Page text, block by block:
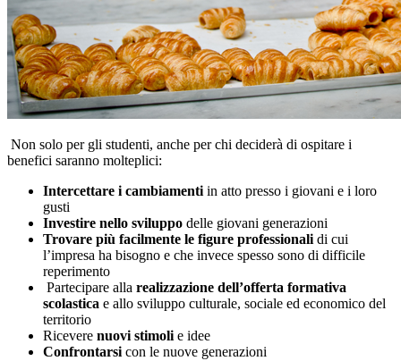
Non solo per gli studenti, anche per chi deciderà di ospitare i
benefici saranno molteplici:
Intercettare i cambiamentiin atto presso i giovani e i loro
gusti
Investire nello sviluppo delle giovani generazioni
Trovare più facilmente le figure professionalidi cui
l’impresa ha bisogno e che invece spesso sono di difficile
reperimento
Partecipare alla realizzazione dell’offerta formativa
scolastica e allo sviluppo culturale, sociale ed economico del
territorio
Ricevere nuovi stimolie idee
Confrontarsicon le nuove generazioni